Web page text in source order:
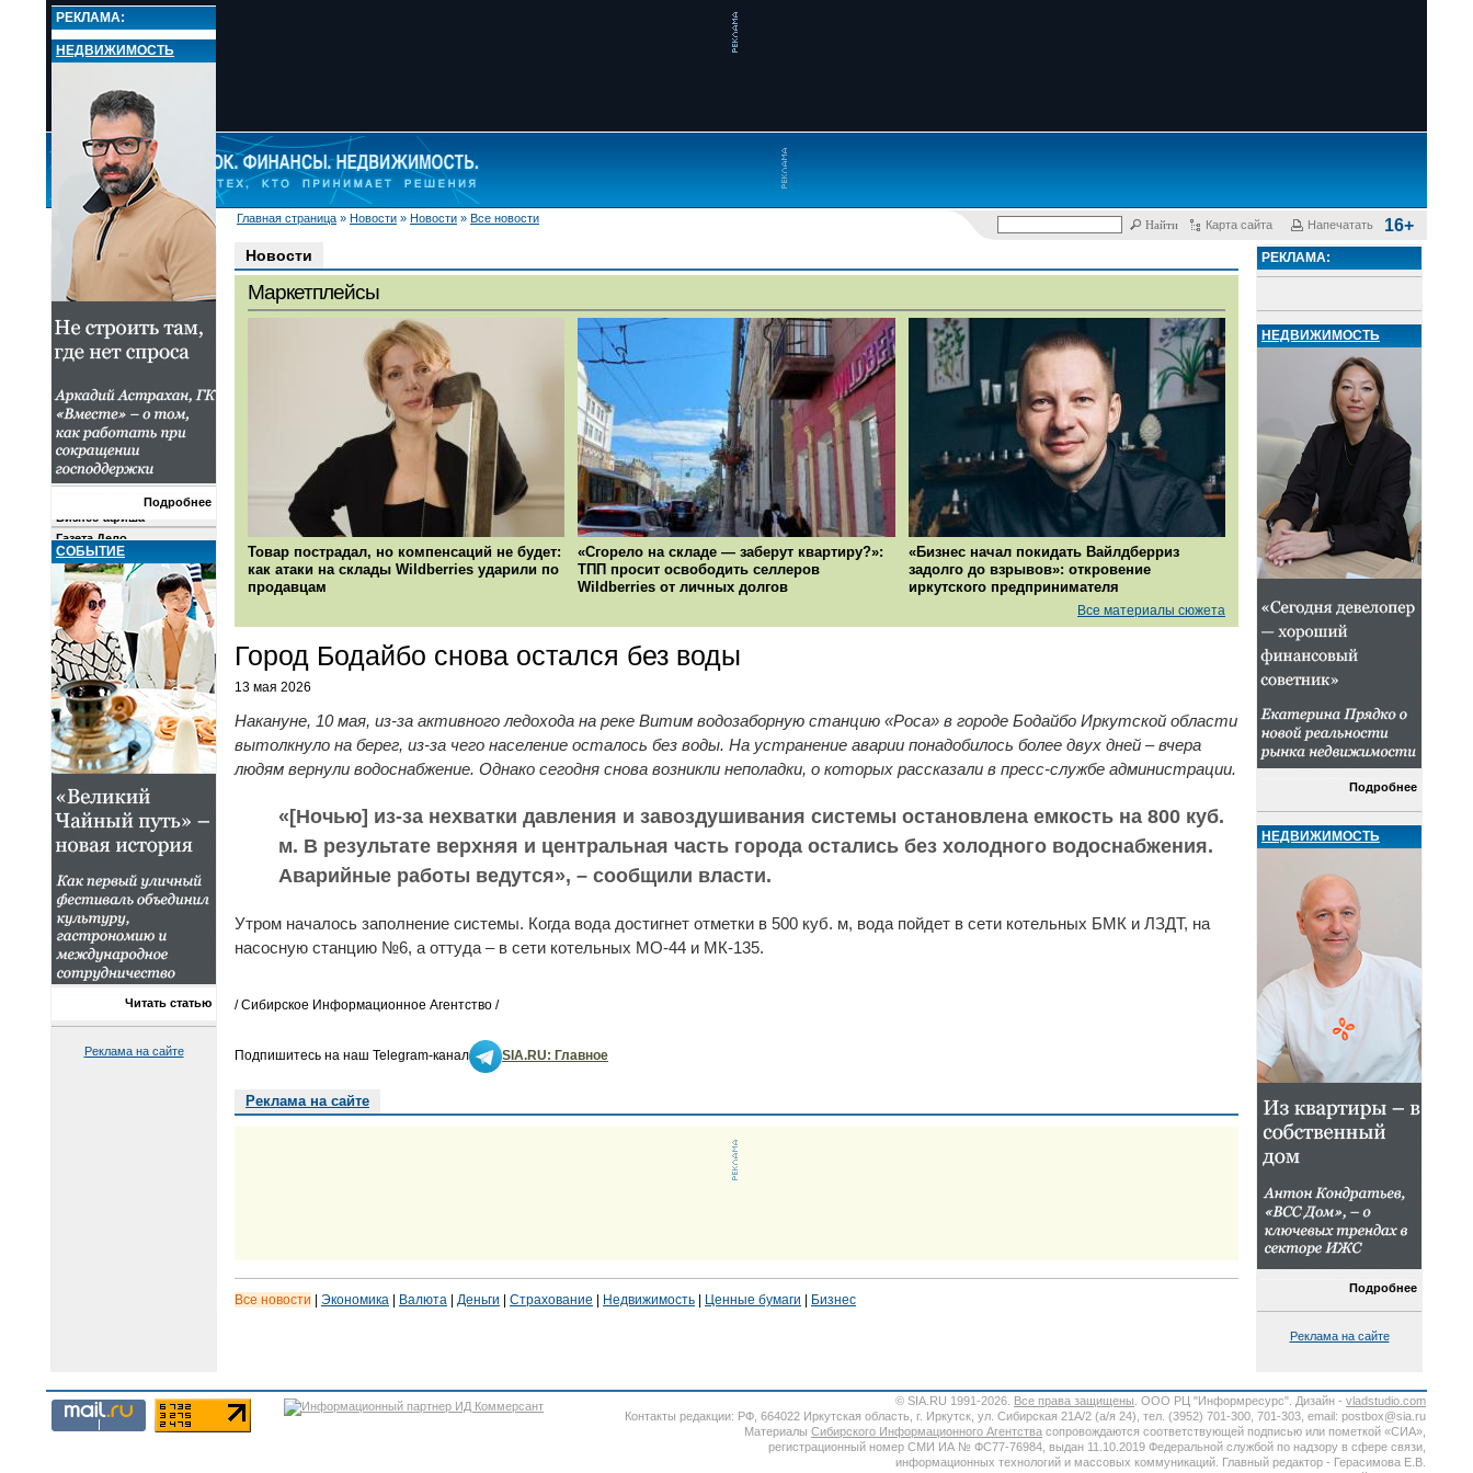
Главная страница » Новости » Новости » Все новости
Карта сайта Напечатать 16+
НОВОСТИ
Новости
Все новости
Экономика
Деньги
Страхование
Ценные бумаги
Бизнес
Комментарии
Популярные финансы
Свое дело
Бизнес-афиша
Газета Дело
РЫНКИ
КОМПАНИИ
О ПРОЕКТЕ
РЕКЛАМА:
НЕДВИЖИМОСТЬ
Подробнее
СОБЫТИЕ
Читать статью
Реклама на сайте
Новости
Маркетплейсы
Товар пострадал, но компенсаций не будет:
как атаки на склады Wildberries ударили по
продавцам
«Сгорело на складе — заберут квартиру?»:
ТПП просит освободить селлеров
Wildberries от личных долгов
«Бизнес начал покидать Вайлдберриз
задолго до взрывов»: откровение
иркутского предпринимателя
Все материалы сюжета
Город Бодайбо снова остался без воды
13 мая 2026
Накануне, 10 мая, из-за активного ледохода на реке Витим водозаборную станцию «Роса» в городе Бодайбо Иркутской области
вытолкнуло на берег, из-за чего население осталось без воды. На устранение аварии понадобилось более двух дней – вчера
людям вернули водоснабжение. Однако сегодня снова возникли неполадки, о которых рассказали в пресс-службе администрации.
«[Ночью] из-за нехватки давления и завоздушивания системы остановлена емкость на 800 куб.
м. В результате верхняя и центральная часть города остались без холодного водоснабжения.
Аварийные работы ведутся», – сообщили власти.
Утром началось заполнение системы. Когда вода достигнет отметки в 500 куб. м, вода пойдет в сети котельных БМК и ЛЗДТ, на
насосную станцию №6, а оттуда – в сети котельных МО‑44 и МК‑135.
/ Сибирское Информационное Агентство /
Подпишитесь на наш Telegram-канал SIA.RU: Главное
Реклама на сайте
Все новости | Экономика | Валюта | Деньги | Страхование | Недвижимость | Ценные бумаги | Бизнес
РЕКЛАМА:
НЕДВИЖИМОСТЬ
Подробнее
НЕДВИЖИМОСТЬ
Подробнее
Реклама на сайте
© SIA.RU 1991-2026. Все права защищены . ООО РЦ "Информресурс". Дизайн - vladstudio.com
Контакты редакции: РФ, 664022 Иркутская область, г. Иркутск, ул. Сибирская 21А/2 (а/я 24), тел. (3952) 701-300, 701-303, email: postbox@sia.ru
Материалы Сибирского Информационного Агентства сопровождаются соответствующей подписью или пометкой «СИА»,
регистрационный номер СМИ ИА № ФС77-76984, выдан 11.10.2019 Федеральной службой по надзору в сфере связи,
информационных технологий и массовых коммуникаций. Главный редактор - Герасимова Е.В.